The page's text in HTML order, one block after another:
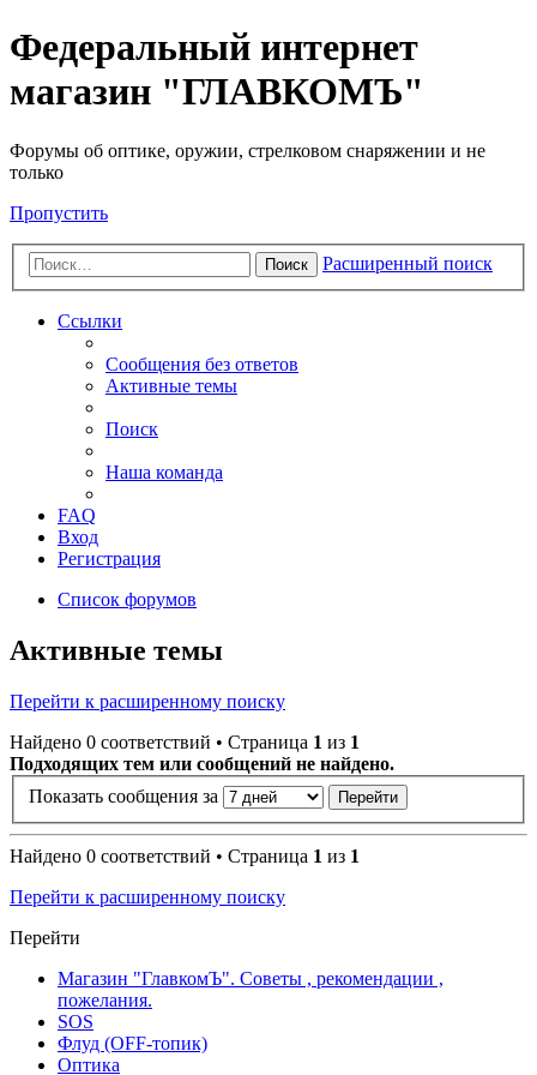
Федеральный интернет
магазин "ГЛАВКОМЪ"
Форумы об оптике, оружии, стрелковом снаряжении и не
только
Пропустить
Поиск Расширенный поиск
Ссылки
Сообщения без ответов
Активные темы
Поиск
Наша команда
FAQ
Вход
Регистрация
Список форумов
Активные темы
Перейти к расширенному поиску
Найдено 0 соответствий • Страница 1 из 1
Подходящих тем или сообщений не найдено.
Показать сообщения за
Найдено 0 соответствий • Страница 1 из 1
Перейти к расширенному поиску
Перейти
Магазин "ГлавкомЪ". Советы , рекомендации ,
пожелания.
SOS
Флуд (OFF-топик)
Оптика